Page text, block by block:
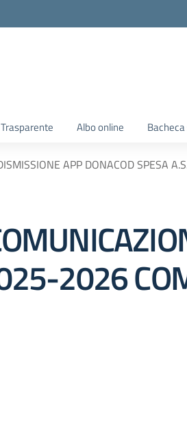
Albo online
APP DONACOD SPESA
2026